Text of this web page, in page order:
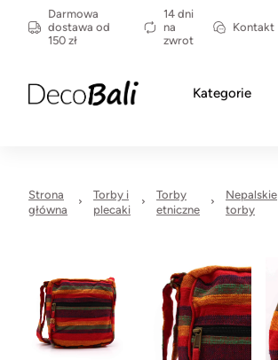
Darmowa
dostawa od
150 zł
14 dni
na
zwrot
Kontakt
Kategorie
Strona
główna
Torby i
plecaki
Torby
etniczne
Nepalskie
torby